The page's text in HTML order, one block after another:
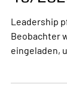
Leadership
Beobachter
drängendes